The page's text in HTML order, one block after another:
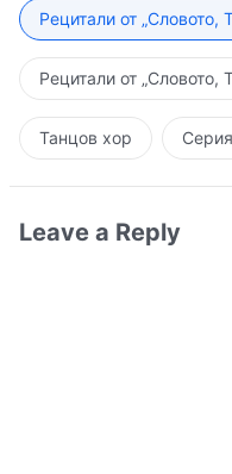
Рецитали от „Словото,
Рецитали от
Танцов хор
Leave a Reply